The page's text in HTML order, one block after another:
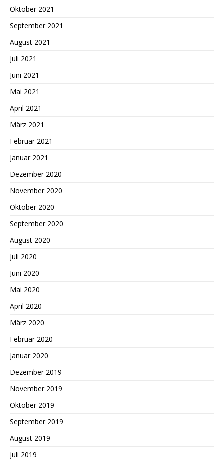
Oktober 2021
September 2021
August 2021
Juli 2021
Juni 2021
Mai 2021
April 2021
März 2021
Februar 2021
Januar 2021
Dezember 2020
November 2020
Oktober 2020
September 2020
August 2020
Juli 2020
Juni 2020
Mai 2020
April 2020
März 2020
Februar 2020
Januar 2020
Dezember 2019
November 2019
Oktober 2019
September 2019
August 2019
Juli 2019